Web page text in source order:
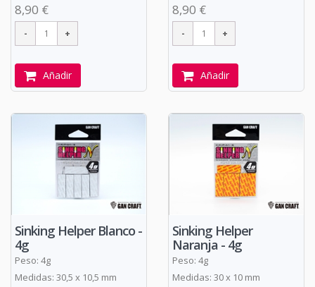
8,90 €
Añadir
8,90 €
Añadir
Sinking Helper Blanco -
4g
Peso: 4g
Medidas: 30,5 x 10,5 mm
Sinking Helper
Naranja - 4g
Peso: 4g
Medidas: 30 x 10 mm